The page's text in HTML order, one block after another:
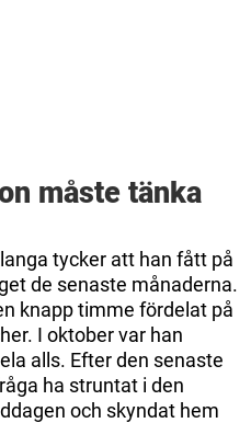
måste tänka
tycker att han fått på
de senaste månaderna.
knapp timme fördelat på
I oktober var han
alls. Efter den senaste
ha struntat i den
och skyndat hem